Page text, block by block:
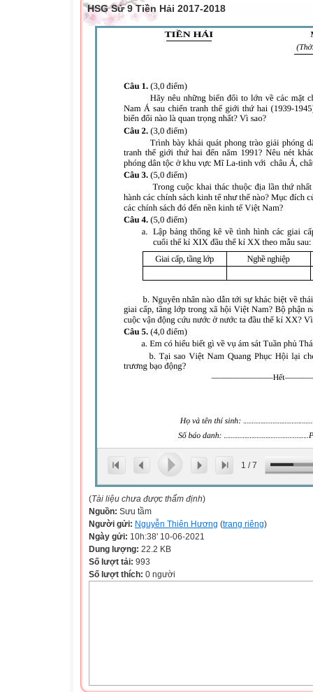
HSG Sử 9 Tiền Hải 2017-2018
1 /7
(Tài liệu chưa được thẩm định)
Nguồn: Sưu tầm
Người gửi: Nguyễn Thiên Hương (trang riêng)
Ngày gửi: 10h:38' 10-06-2021
Dung lượng: 22.2 KB
Số lượt tải: 993
Số lượt thích: 0 người